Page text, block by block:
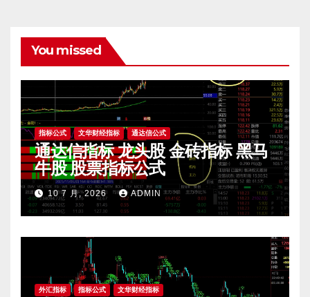
You missed
指标公式 文华财经指标 通达信公式
通达信指标 龙头股 金砖指标 黑马
牛股 股票指标公式
10 7 月, 2026 ADMIN
外汇指标 指标公式 文华财经指标